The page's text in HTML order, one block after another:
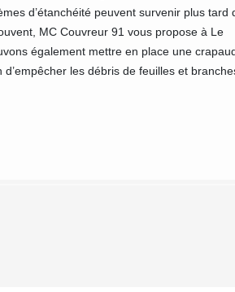
d’étanchéité peuvent survenir plus tard
MC Couvreur 91 vous propose à Le
également mettre en place une
les débris de feuilles et